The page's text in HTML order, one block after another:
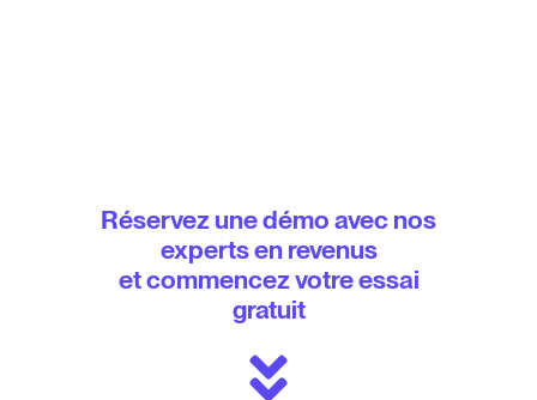
Réservez une démo avec nos
experts en revenus
et commencez votre essai
gratuit